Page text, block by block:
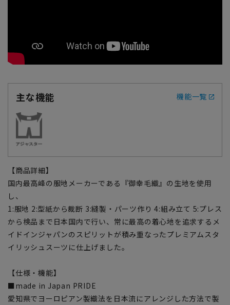
主な機能 機能一覧
【商品詳細】
国内最高峰の服地メーカーである『御幸毛織』の生地を使用
し、
1:服地 2:型紙から裁断 3:縫製・パーツ作り 4:組み立て 5:プレス
から検品まで日本国内で行い、常に最高の着心地を追求するメ
イドインジャパンのスピリットが積み重なったプレミアムスタ
イリッシュスーツに仕上げました。
【仕様・機能】
■made in Japan PRIDE
愛知県でヨーロピアン製織法を日本流にアレンジした方法で製